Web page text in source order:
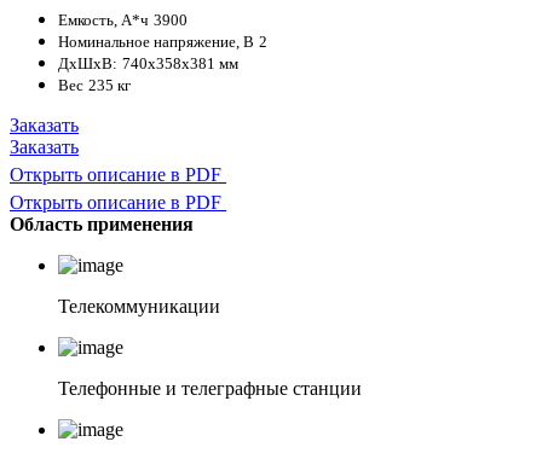
Емкость, А*ч 3900
Номинальное напряжение, В 2
ДxШxВ: 740x358x381 мм
Вес 235 кг
Заказать
Заказать
Открыть описание в PDF
Открыть описание в PDF
Область применения
Телекоммуникации
Телефонные и телеграфные станции